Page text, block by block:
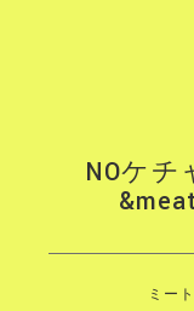
NOケチ
ミー